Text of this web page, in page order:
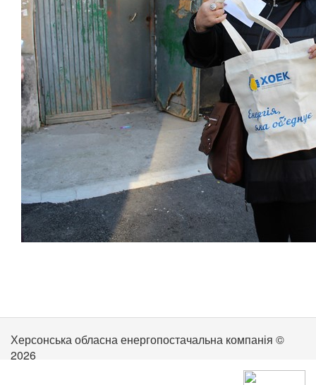
Херсонська обласна енергопостачальна компанія ©
2026